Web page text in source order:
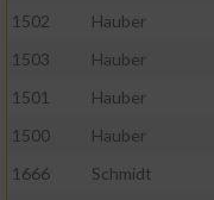
1502
Hauber
1503
Hauber
1501
Hauber
1500
Hauber
1666
Schmidt